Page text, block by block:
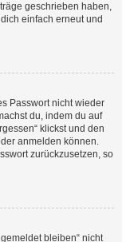
geschrieben haben,
einfach erneut und
Passwort nicht wieder
du, indem du auf
klickst und den
anmelden können.
zurückzusetzen, so
bleiben“ nicht